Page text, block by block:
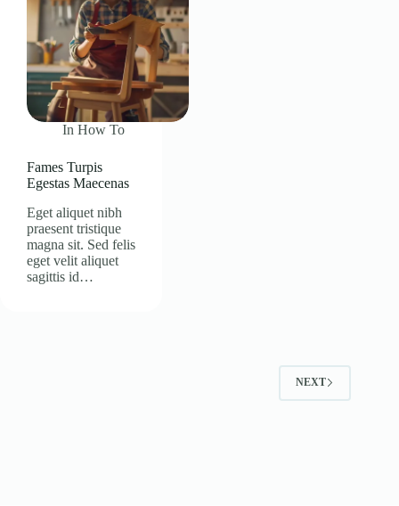
In How To
Fames Turpis
Egestas Maecenas
Eget aliquet nibh
praesent tristique
magna sit. Sed felis
eget velit aliquet
sagittis id…
NEXT